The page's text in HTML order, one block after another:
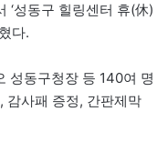
‘성동구 힐링센터 휴(休)
다.
성동구청장 등 140여 명
감사패 증정, 간판제막